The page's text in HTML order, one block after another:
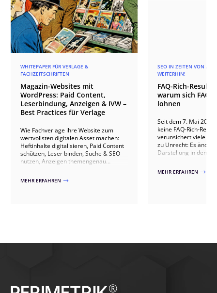
WHITEPAPER FÜR VERLAGE &
FACHZEITSCHRIFTEN
Magazin-Websites mit
WordPress: Paid Content,
Leserbindung, Anzeigen & IVW –
Best Practices für Verlage
Wie Fachverlage ihre Website zum
wertvollsten digitalen Asset machen:
Heftinhalte digitalisieren, Paid Content
schützen, Leser binden, Suche & SEO
nutzen, Anzeigen themengenau
20+ Verlagsprojekten.
MEHR ERFAHREN $
SEO IN ZEITEN VON AI -
WEITERHIN!
FAQ-Rich-
warum sich FAQ
lohnen
Seit dem 7. Mai 2026
keine FAQ-Rich-
verunsichert viele
zu Unrecht: Es ändert
Darstellung in den
weiterhin lohnen und
MEHR ERFAHREN $